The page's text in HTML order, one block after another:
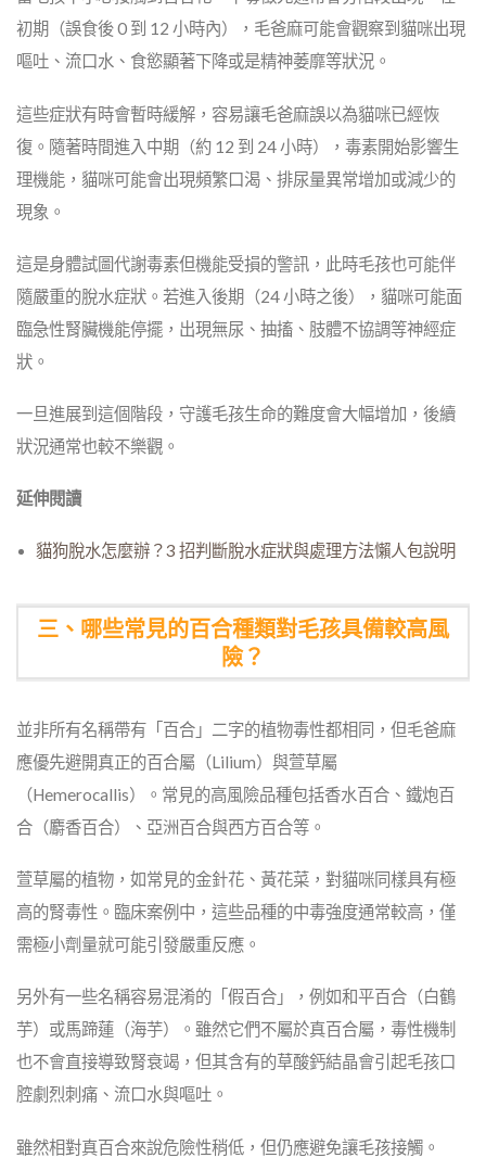
初期（誤食後 0 到 12 小時內），毛爸麻可能會觀察到貓咪出現
嘔吐、流口水、食慾顯著下降或是精神萎靡等狀況。
這些症狀有時會暫時緩解，容易讓毛爸麻誤以為貓咪已經恢
復。隨著時間進入中期（約 12 到 24 小時），毒素開始影響生
理機能，貓咪可能會出現頻繁口渴、排尿量異常增加或減少的
現象。
這是身體試圖代謝毒素但機能受損的警訊，此時毛孩也可能伴
隨嚴重的脫水症狀。若進入後期（24 小時之後），貓咪可能面
臨急性腎臟機能停擺，出現無尿、抽搐、肢體不協調等神經症
狀。
一旦進展到這個階段，守護毛孩生命的難度會大幅增加，後續
狀況通常也較不樂觀。
延伸閱讀
貓狗脫水怎麼辦？3 招判斷脫水症狀與處理方法懶人包說明
三、哪些常見的百合種類對毛孩具備較高風
險？
並非所有名稱帶有「百合」二字的植物毒性都相同，但毛爸麻
應優先避開真正的百合屬（Lilium）與萱草屬
（Hemerocallis）。常見的高風險品種包括香水百合、鐵炮百
合（麝香百合）、亞洲百合與西方百合等。
萱草屬的植物，如常見的金針花、黃花菜，對貓咪同樣具有極
高的腎毒性。臨床案例中，這些品種的中毒強度通常較高，僅
需極小劑量就可能引發嚴重反應。
另外有一些名稱容易混淆的「假百合」，例如和平百合（白鶴
芋）或馬蹄蓮（海芋）。雖然它們不屬於真百合屬，毒性機制
也不會直接導致腎衰竭，但其含有的草酸鈣結晶會引起毛孩口
腔劇烈刺痛、流口水與嘔吐。
雖然相對真百合來說危險性稍低，但仍應避免讓毛孩接觸。